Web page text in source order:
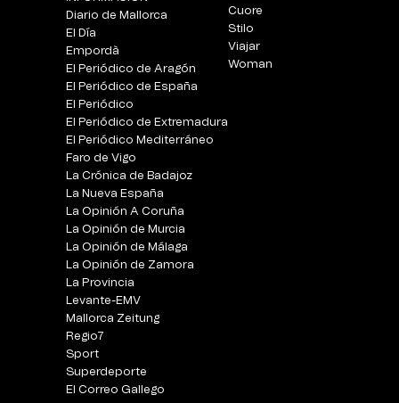
Diario de Mallorca
El Día
Empordà
El Periódico de Aragón
El Periódico de España
El Periódico
El Periódico de Extremadura
El Periódico Mediterráneo
Faro de Vigo
La Crónica de Badajoz
La Nueva España
La Opinión A Coruña
La Opinión de Murcia
La Opinión de Málaga
La Opinión de Zamora
La Provincia
Levante-EMV
Mallorca Zeitung
Regio7
Sport
Superdeporte
El Correo Gallego
Cuore
Stilo
Viajar
Woman